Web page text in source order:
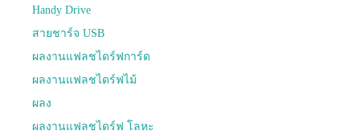
Handy Drive
สายชาร์จ USB
ผลงานแฟลชไดร์ฟการ์ด
ผลงานแฟลชไดร์ฟไม้
ผลง
ผลงานแฟลชไดร์ฟ โลหะ